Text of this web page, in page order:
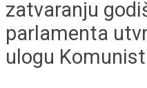
zatvaranju
parlamenta
ulogu